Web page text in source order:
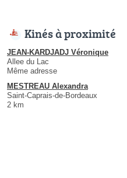
Kinés à proximité
JEAN-KARDJADJ Véronique
Allee du Lac
Même adresse
MESTREAU Alexandra
Saint-Caprais-de-Bordeaux
2 km